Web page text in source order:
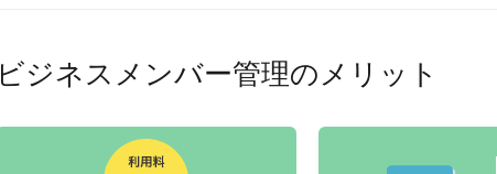
ビジネスメンバー管理のメリット